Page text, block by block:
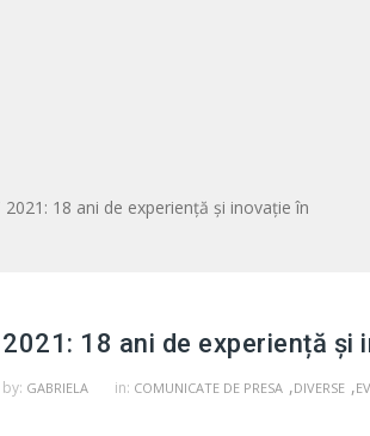
18 ani de experiență şi inovație în
18 ani de experiență
by: GABRIELA in: COMUNICATE DE PRESA ,DIVERSE ,